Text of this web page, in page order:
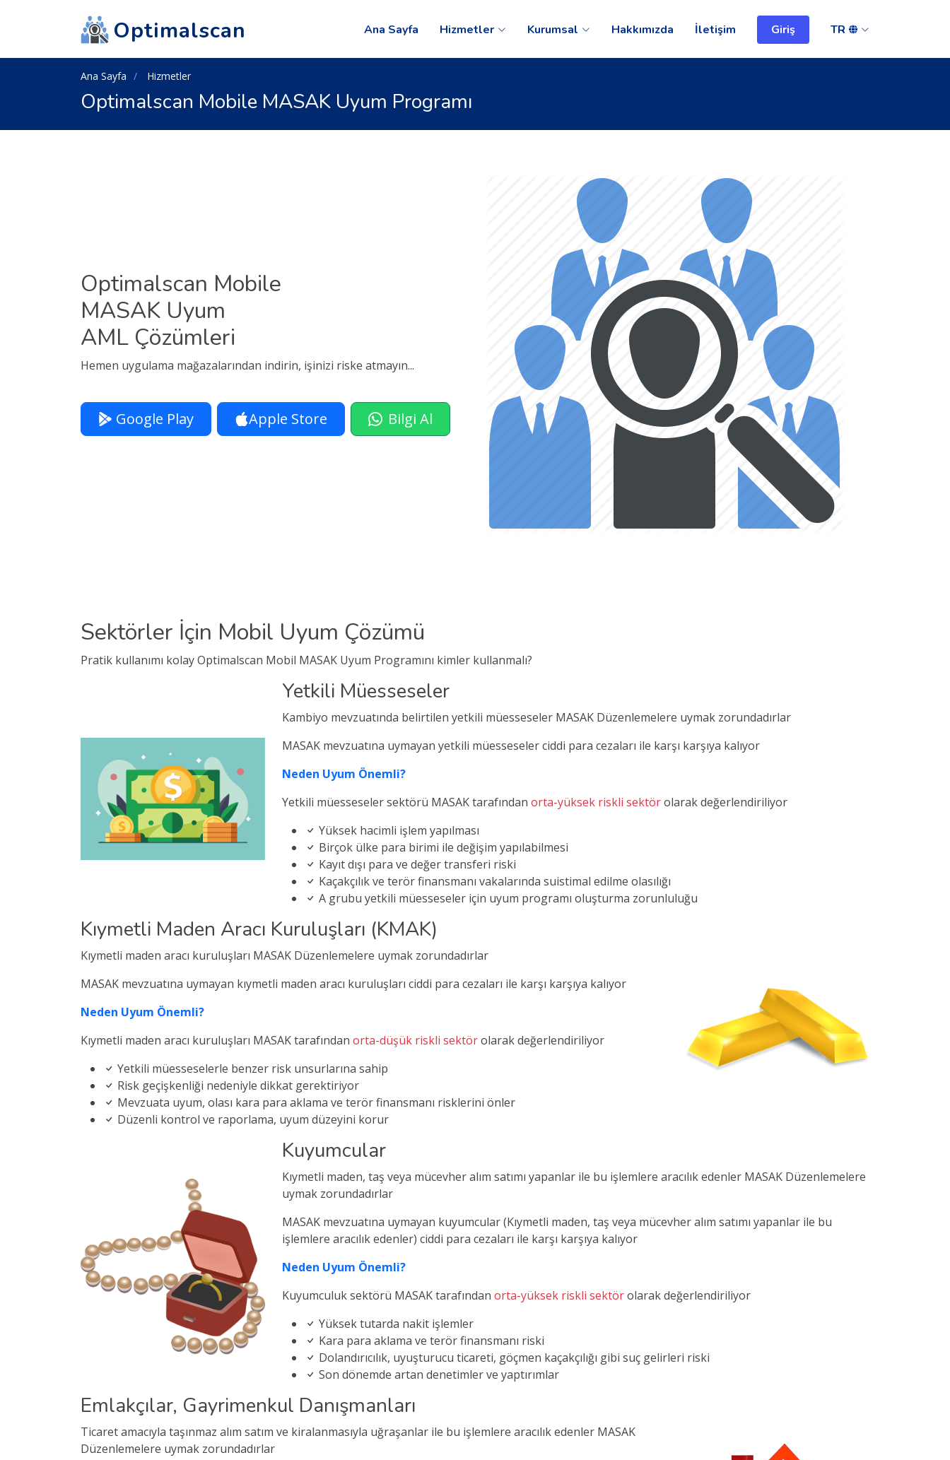
Optimalscan Ana Sayfa Hizmetler Kurumsal Hakkımızda İletişim Giriş TR
Ana Sayfa Hizmetler
Optimalscan Mobile MASAK Uyum Programı
Optimalscan Mobile
MASAK Uyum
AML Çözümleri
Hemen uygulama mağazalarından indirin, işinizi riske atmayın...
Google Play Apple Store Bilgi Al
Sektörler İçin Mobil Uyum Çözümü
Pratik kullanımı kolay Optimalscan Mobil MASAK Uyum Programını kimler kullanmalı?
Yetkili Müesseseler
Kambiyo mevzuatında belirtilen yetkili müesseseler MASAK Düzenlemelere uymak zorundadırlar
MASAK mevzuatına uymayan yetkili müesseseler ciddi para cezaları ile karşı karşıya kalıyor
Neden Uyum Önemli?
Yetkili müesseseler sektörü MASAK tarafından orta-yüksek riskli sektörolarak değerlendiriliyor
Yüksek hacimli işlem yapılması
Birçok ülke para birimi ile değişim yapılabilmesi
Kayıt dışı para ve değer transferi riski
Kaçakçılık ve terör finansmanı vakalarında suistimal edilme olasılığı
A grubu yetkili müesseseler için uyum programı oluşturma zorunluluğu
Kıymetli Maden Aracı Kuruluşları (KMAK)
Kıymetli maden aracı kuruluşları MASAK Düzenlemelere uymak zorundadırlar
MASAK mevzuatına uymayan kıymetli maden aracı kuruluşları ciddi para cezaları ile karşı karşıya kalıyor
Neden Uyum Önemli?
Kıymetli maden aracı kuruluşları MASAK tarafından orta-düşük riskli sektörolarak değerlendiriliyor
Yetkili müesseselerle benzer risk unsurlarına sahip
Risk geçişkenliği nedeniyle dikkat gerektiriyor
Mevzuata uyum, olası kara para aklama ve terör finansmanı risklerini önler
Düzenli kontrol ve raporlama, uyum düzeyini korur
Kuyumcular
Kıymetli maden, taş veya mücevher alım satımı yapanlar ile bu işlemlere aracılık edenler MASAK Düzenlemelere
uymak zorundadırlar
MASAK mevzuatına uymayan kuyumcular (Kıymetli maden, taş veya mücevher alım satımı yapanlar ile bu
işlemlere aracılık edenler) ciddi para cezaları ile karşı karşıya kalıyor
Neden Uyum Önemli?
Kuyumculuk sektörü MASAK tarafından orta-yüksek riskli sektörolarak değerlendiriliyor
Yüksek tutarda nakit işlemler
Kara para aklama ve terör finansmanı riski
Dolandırıcılık, uyuşturucu ticareti, göçmen kaçakçılığı gibi suç gelirleri riski
Son dönemde artan denetimler ve yaptırımlar
Emlakçılar, Gayrimenkul Danışmanları
Ticaret amacıyla taşınmaz alım satım ve kiralanmasıyla uğraşanlar ile bu işlemlere aracılık edenler MASAK
Düzenlemelere uymak zorundadırlar